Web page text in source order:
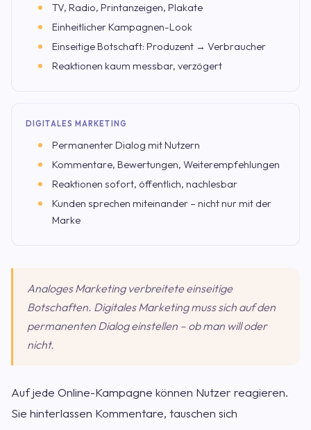
TV, Radio, Printanzeigen, Plakate
Einheitlicher Kampagnen-Look
Einseitige Botschaft: Produzent → Verbraucher
Reaktionen kaum messbar, verzögert
DIGITALES MARKETING
Permanenter Dialog mit Nutzern
Kommentare, Bewertungen, Weiterempfehlungen
Reaktionen sofort, öffentlich, nachlesbar
Kunden sprechen miteinander – nicht nur mit der
Marke
Analoges Marketing verbreitete einseitige
Botschaften. Digitales Marketing muss sich auf den
permanenten Dialog einstellen – ob man will oder
nicht.
Auf jede Online-Kampagne können Nutzer reagieren.
Sie hinterlassen Kommentare, tauschen sich